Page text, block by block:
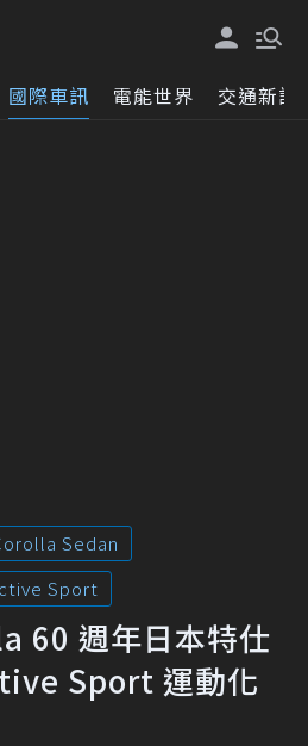
國際車訊 電能世界 交通新訊
Sedan
Sport
60 週年日本特仕
Sport 運動化